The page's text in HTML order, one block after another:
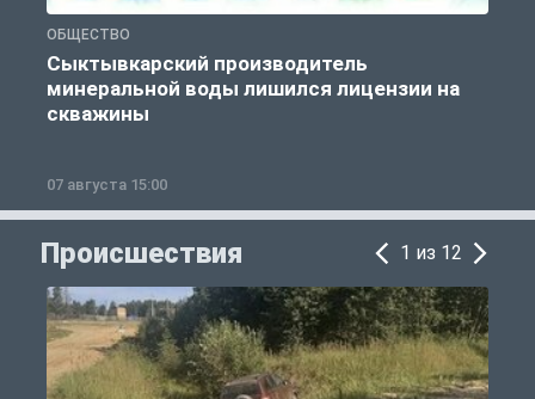
ОБЩЕСТВО
Сыктывкарский производитель
минеральной воды лишился лицензии на
скважины
07 августа 15:00
Происшествия 1 из 12